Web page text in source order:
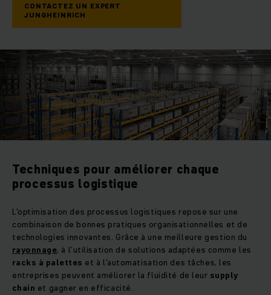
CONTACTEZ UN EXPERT
JUNGHEINRICH
Techniques pour améliorer chaque
processus logistique
L’optimisation des processus logistiques repose sur une
combinaison de bonnes pratiques organisationnelles et de
technologies innovantes. Grâce à une meilleure gestion du
rayonnage, à l’utilisation de solutions adaptées comme les
racks à palettes et à l’automatisation des tâches, les
entreprises peuvent améliorer la fluidité de leur supply
chain et gagner en efficacité.